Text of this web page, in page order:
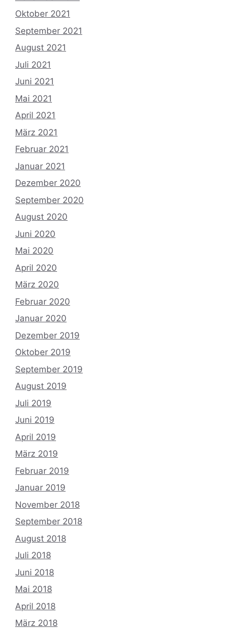
Oktober 2021
September 2021
August 2021
Juli 2021
Juni 2021
Mai 2021
April 2021
März 2021
Februar 2021
Januar 2021
Dezember 2020
September 2020
August 2020
Juni 2020
Mai 2020
April 2020
März 2020
Februar 2020
Januar 2020
Dezember 2019
Oktober 2019
September 2019
August 2019
Juli 2019
Juni 2019
April 2019
März 2019
Februar 2019
Januar 2019
November 2018
September 2018
August 2018
Juli 2018
Juni 2018
Mai 2018
April 2018
März 2018